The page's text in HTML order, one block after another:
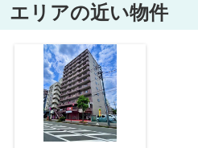
エリアの近い物件